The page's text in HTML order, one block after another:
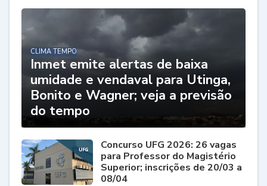
CLIMA TEMPO
Inmet emite alertas de baixa
umidade e vendaval para Utinga,
Bonito e Wagner; veja a previsão
do tempo
Concurso UFG 2026: 26 vagas
para Professor do Magistério
Superior; inscrições de 20/03 a
08/04